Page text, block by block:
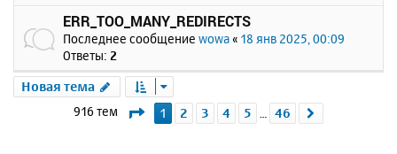
ERR_TOO_MANY_REDIRECTS
Последнее сообщение wowa « 18 янв 2025, 00:09
Ответы: 2
Новая тема
916 тем Страница1 из 46
1 2 3 4 5 46